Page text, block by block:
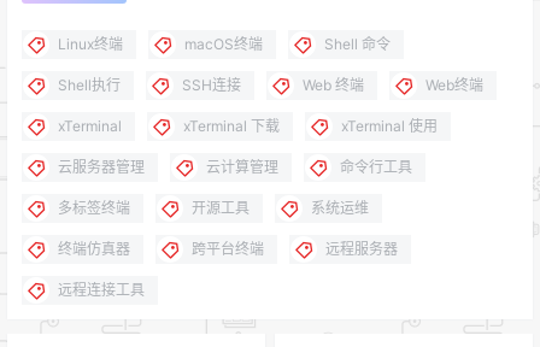
Linux终端 macOS终端 Shell 命令
Shell执行 SSH连接 Web 终端 Web终端
xTerminal xTerminal 下载 xTerminal 使用
云服务器管理 云计算管理 命令行工具
多标签终端 开源工具 系统运维
终端仿真器 跨平台终端 远程服务器
远程连接工具